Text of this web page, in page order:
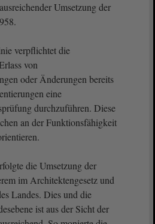
Umsetzung der
verpflichtet die
von
oder Änderungen bereits
eine
durchzuführen. Diese
an der Funktionsfähigkeit
die Umsetzung der
im Architektengesetz und
Landes. Dies und die
ist aus der Sicht der